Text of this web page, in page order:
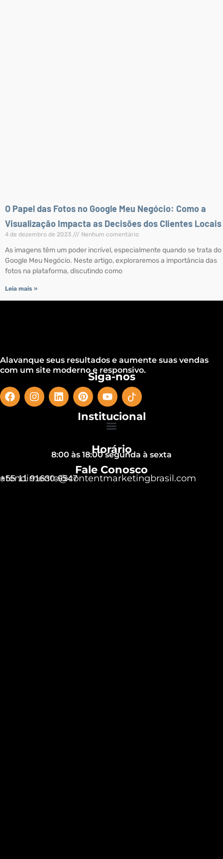
O Papel das Fotos no Google Meu Negócio: Como a
Visualização Impacta as Decisões dos Clientes Locais
4 de dezembro de 2023 Nenhum comentário
As imagens têm um poder incrível, especialmente quando se trata do
Google Meu Negócio. Neste artigo, exploraremos a importância das
fotos na plataforma, discutindo como
Leia mais »
Alavanque seus resultados e aumente suas vendas
com um site moderno e responsivo.
Siga-nos
Institucional
Horário
8:00 às 18:00 segunda à sexta
Fale Conosco
+55 11 91630-9547
atendimento@contentmarketingbrasil.com